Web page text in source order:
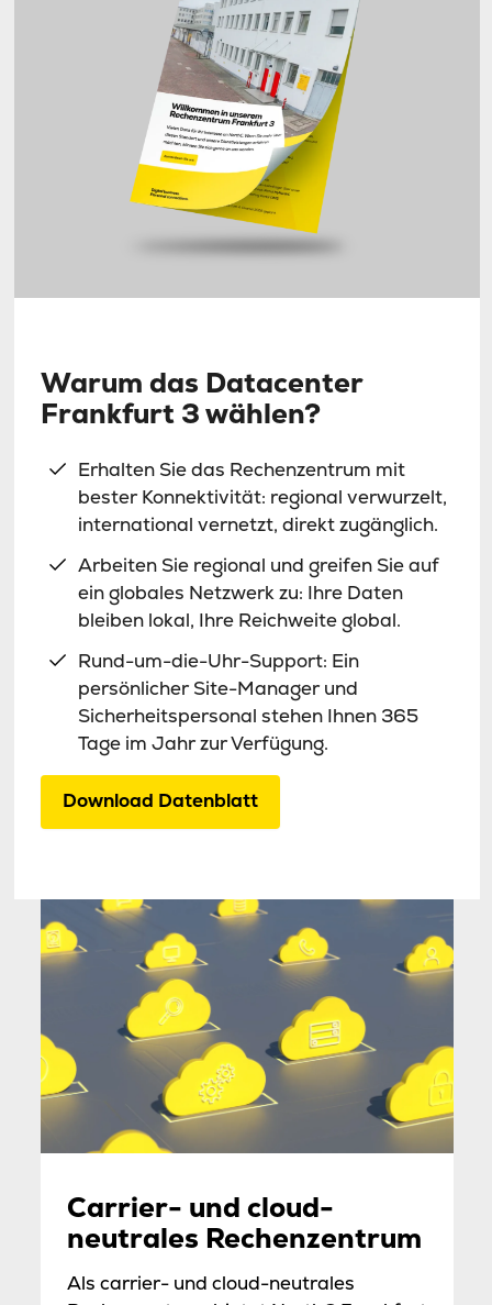
Warum das Datacenter
Frankfurt 3 wählen?
Erhalten Sie das Rechenzentrum mit
bester Konnektivität: regional verwurzelt,
international vernetzt, direkt zugänglich.
Arbeiten Sie regional und greifen Sie auf
ein globales Netzwerk zu: Ihre Daten
bleiben lokal, Ihre Reichweite global.
Rund-um-die-Uhr-Support: Ein
persönlicher Site-Manager und
Sicherheitspersonal stehen Ihnen 365
Tage im Jahr zur Verfügung.
Download Datenblatt
Carrier- und cloud-
neutrales Rechenzentrum
Als carrier- und cloud-neutrales